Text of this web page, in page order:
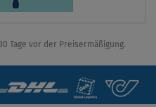
Tage vor der Preisermäßigung.